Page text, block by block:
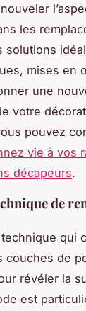
les
solutions
mises en
une
votre
pouvez
vie à vos
décapeurs.
de
qui
couches de
révéler la
est